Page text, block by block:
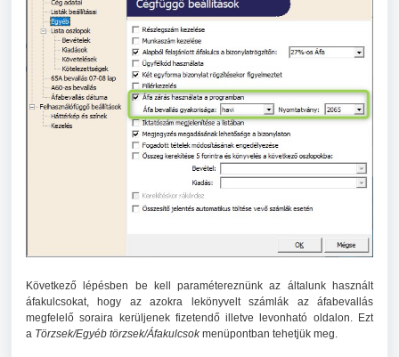
Következő lépésben be kell paramétereznünk az általunk használt
áfakulcsokat, hogy az azokra lekönyvelt számlák az áfabevallás
megfelelő soraira kerüljenek fizetendő illetve levonható oldalon. Ezt
a Törzsek/Egyéb törzsek/Áfakulcsokmenüpontban tehetjük meg.